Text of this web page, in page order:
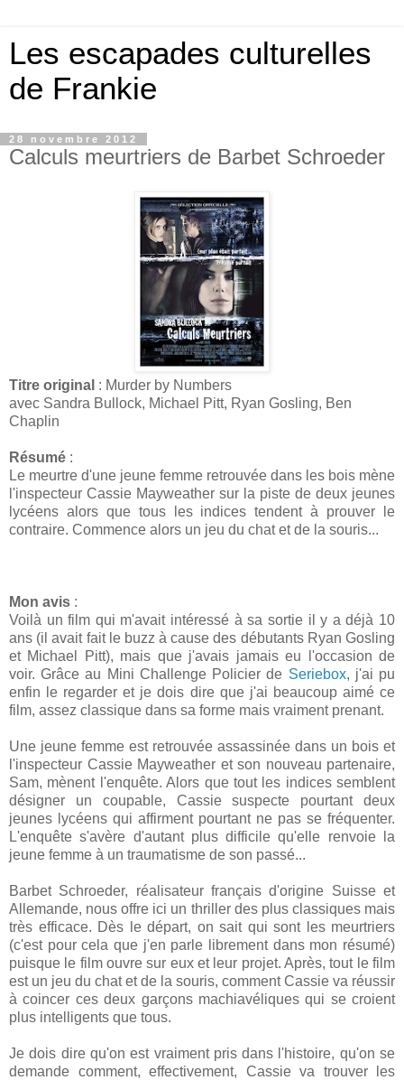
Les escapades culturelles
de Frankie
28 novembre 2012
Calculs meurtriers de Barbet Schroeder
Titre original : Murder by Numbers
avec Sandra Bullock, Michael Pitt, Ryan Gosling, Ben
Chaplin
Résumé :
Le meurtre d'une jeune femme retrouvée dans les bois mène
l'inspecteur Cassie Mayweather sur la piste de deux jeunes
lycéens alors que tous les indices tendent à prouver le
contraire. Commence alors un jeu du chat et de la souris...
Mon avis :
Voilà un film qui m'avait intéressé à sa sortie il y a déjà 10
ans (il avait fait le buzz à cause des débutants Ryan Gosling
et Michael Pitt), mais que j'avais jamais eu l'occasion de
voir. Grâce au Mini Challenge Policier de Seriebox, j'ai pu
enfin le regarder et je dois dire que j'ai beaucoup aimé ce
film, assez classique dans sa forme mais vraiment prenant.
Une jeune femme est retrouvée assassinée dans un bois et
l'inspecteur Cassie Mayweather et son nouveau partenaire,
Sam, mènent l'enquête. Alors que tout les indices semblent
désigner un coupable, Cassie suspecte pourtant deux
jeunes lycéens qui affirment pourtant ne pas se fréquenter.
L'enquête s'avère d'autant plus difficile qu'elle renvoie la
jeune femme à un traumatisme de son passé...
Barbet Schroeder, réalisateur français d'origine Suisse et
Allemande, nous offre ici un thriller des plus classiques mais
très efficace. Dès le départ, on sait qui sont les meurtriers
(c'est pour cela que j'en parle librement dans mon résumé)
puisque le film ouvre sur eux et leur projet. Après, tout le film
est un jeu du chat et de la souris, comment Cassie va réussir
à coincer ces deux garçons machiavéliques qui se croient
plus intelligents que tous.
Je dois dire qu'on est vraiment pris dans l'histoire, qu'on se
demande comment, effectivement, Cassie va trouver les